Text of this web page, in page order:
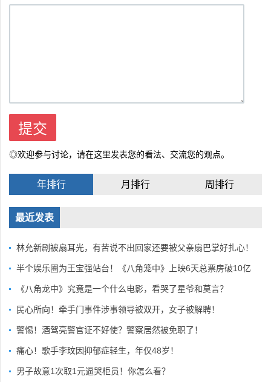
◎欢迎参与讨论，请在这里发表您的看法、交流您的观点。
年排行 月排行 周排行
最近发表
林允新剧被扇耳光，有苦说不出回家还要被父亲扇巴掌好扎心！
半个娱乐圈为王宝强站台！《八角笼中》上映6天总票房破10亿
《八角龙中》究竟是一个什么电影，看哭了星爷和莫言？
民心所向！牵手门事件涉事领导被双开，女子被解聘！
警惕！酒驾亮警官证不好使？警察居然被免职了！
痛心！歌手李玟因抑郁症轻生，年仅48岁！
男子故意1次取1元逼哭柜员！你怎么看？